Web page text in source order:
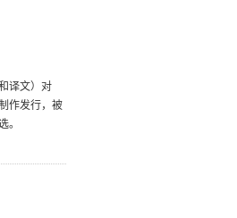
译文）对
作发行，被
。